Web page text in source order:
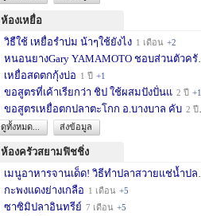
ห้องเหยื่อ
วิธืใช้ เหยื่อรำบ่ม น้าๆใช้ยังไง 1 เดือน +2
หนอนยางGary YAMAMOTO ชอบส่วนตัวครับ... เ
เหยื่อสดตกกุ้งบ่อ 1 ปี +1
ขอสูตรที่เค้าเรียกว่า ชิป ใช้ผสมปังปั่นแ 2 ปี +1
ขอสูตรเหยื่อตกปลาตะโกก อ.บางบาล คับ 2 ปี
ดูทั้งหมด...
ส่งข้อมูล
ห้องครัวสยามฟิชชิ่ง
เมนูอาหารจานเด็ด! วิธีทำปลาสวายแช่น้ำปลา
กะพงแดงย่างเกลือ 1 เดือน +5
ซาซิมิปลาอินทรีย์ 7 เดือน +5